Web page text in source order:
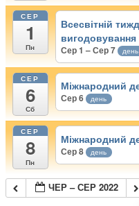
СЕР
1
Пн
Всесвітній
вигодовування
Сер 1 – Сер 7 день
СЕР
6
Сб
Міжнародний
Сер 6 день
СЕР
8
Пн
Міжнародний
Сер 8 день
ЧЕР – СЕР 2022